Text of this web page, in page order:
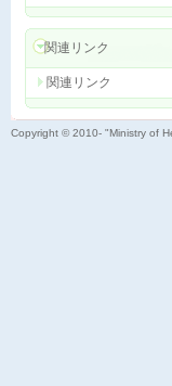
関連リンク
関連リンク
Copyright © 2010- "Ministry of